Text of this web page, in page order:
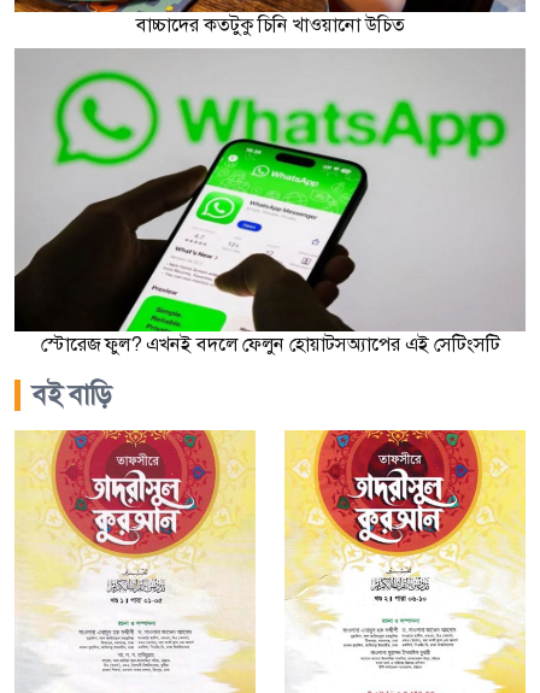
বাচ্চাদের কতটুকু চিনি খাওয়ানো উচিত
স্টোরেজ ফুল? এখনই বদলে ফেলুন হোয়াটসঅ্যাপের এই সেটিংসটি
বই বাড়ি